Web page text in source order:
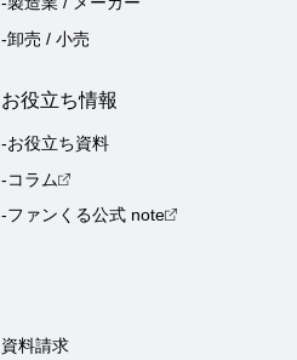
-卸売 / 小売
お役立ち情報
-お役立ち資料
-コラム
-ファンくる公式 note
資料請求